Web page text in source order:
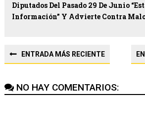
Diputados Del Pasado 29 De Junio
Información” Y Advierte Contra
ENTRADA MÁS RECIENTE
NO HAY COMENTARIOS: